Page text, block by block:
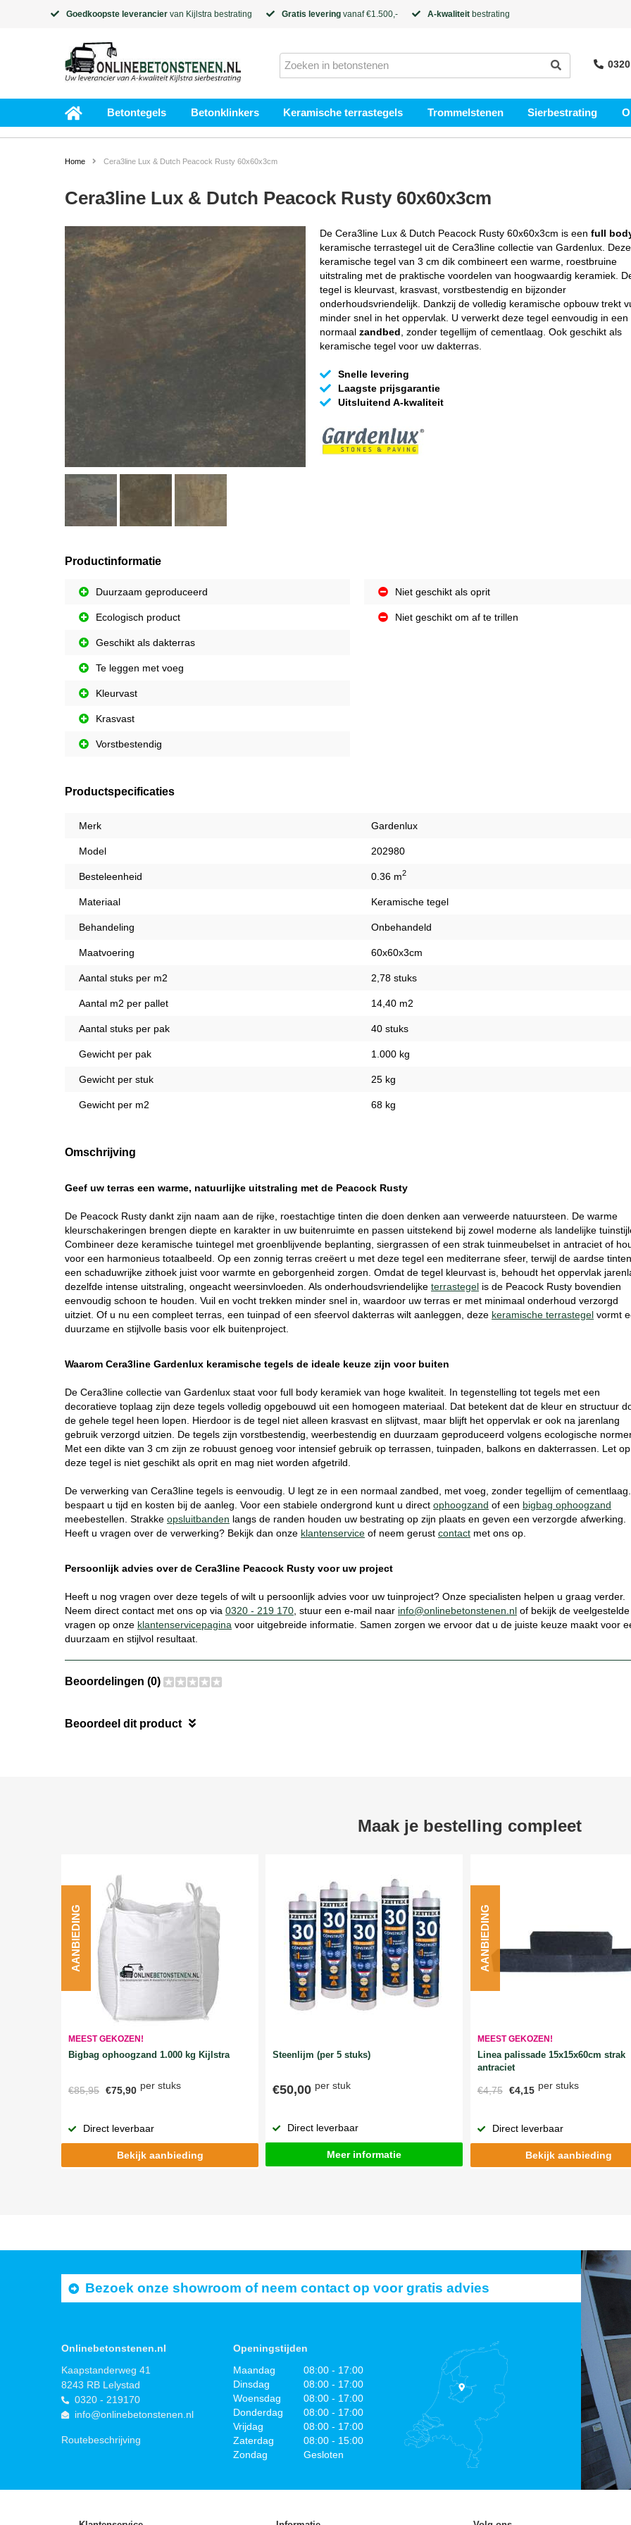
Goedkoopste leverancier van Kijlstra bestrating Gratis levering vanaf €1.500,- A-kwaliteit bestrating
Betontegels Betonklinkers Keramische terrastegels Trommelstenen Sierbestrating
Home Cera3line Lux & Dutch Peacock Rusty 60x60x3cm
Cera3line Lux & Dutch Peacock Rusty 60x60x3cm
De Cera3line Lux & Dutch Peacock Rusty 60x60x3cm is een full
keramische terrastegel uit de Cera3line collectie van Gardenlux. Deze
keramische tegel van 3 cm dik combineert een warme, roestbruine
uitstraling met de praktische voordelen van hoogwaardig keramiek.
tegel is kleurvast, krasvast, vorstbestendig en bijzonder
onderhoudsvriendelijk. Dankzij de volledig keramische opbouw trekt
minder snel in het oppervlak. U verwerkt deze tegel eenvoudig in een
normaal zandbed , zonder tegellijm of cementlaag. Ook geschikt als
keramische tegel voor uw dakterras.
Snelle levering
Laagste prijsgarantie
Uitsluitend A-kwaliteit
Productinformatie
Duurzaam geproduceerd
Ecologisch product
Geschikt als dakterras
Te leggen met voeg
Kleurvast
Krasvast
Vorstbestendig
Niet geschikt als oprit
Niet geschikt om af te trillen
Productspecificaties
Merk Gardenlux
Model 202980
Besteleenheid 0.36 m2
Materiaal Keramische tegel
Behandeling Onbehandeld
Maatvoering 60x60x3cm
Aantal stuks per m2 2,78 stuks
Aantal m2 per pallet 14,40 m2
Aantal stuks per pak 40 stuks
Gewicht per pak 1.000 kg
Gewicht per stuk 25 kg
Gewicht per m2 68 kg
Omschrijving
Geef uw terras een warme, natuurlijke uitstraling met de Peacock Rusty
De Peacock Rusty dankt zijn naam aan de rijke, roestachtige tinten die doen denken aan verweerde natuursteen. De warme
kleurschakeringen brengen diepte en karakter in uw buitenruimte en passen uitstekend bij zowel moderne als landelijke
Combineer deze keramische tuintegel met groenblijvende beplanting, siergrassen of een strak tuinmeubelset in antraciet of
voor een harmonieus totaalbeeld. Op een zonnig terras creëert u met deze tegel een mediterrane sfeer, terwijl de aardse
een schaduwrijke zithoek juist voor warmte en geborgenheid zorgen. Omdat de tegel kleurvast is, behoudt het oppervlak
dezelfde intense uitstraling, ongeacht weersinvloeden. Als onderhoudsvriendelijke terrastegel is de Peacock Rusty bovendien
eenvoudig schoon te houden. Vuil en vocht trekken minder snel in, waardoor uw terras er met minimaal onderhoud verzorgd
uitziet. Of u nu een compleet terras, een tuinpad of een sfeervol dakterras wilt aanleggen, deze keramische terrastegel vormt
duurzame en stijlvolle basis voor elk buitenproject.
Waarom Cera3line Gardenlux keramische tegels de ideale keuze zijn voor buiten
De Cera3line collectie van Gardenlux staat voor full body keramiek van hoge kwaliteit. In tegenstelling tot tegels met een
decoratieve toplaag zijn deze tegels volledig opgebouwd uit een homogeen materiaal. Dat betekent dat de kleur en structuur
de gehele tegel heen lopen. Hierdoor is de tegel niet alleen krasvast en slijtvast, maar blijft het oppervlak er ook na jarenlang
gebruik verzorgd uitzien. De tegels zijn vorstbestendig, weerbestendig en duurzaam geproduceerd volgens ecologische
Met een dikte van 3 cm zijn ze robuust genoeg voor intensief gebruik op terrassen, tuinpaden, balkons en dakterrassen. Let
deze tegel is niet geschikt als oprit en mag niet worden afgetrild.
De verwerking van Cera3line tegels is eenvoudig. U legt ze in een normaal zandbed, met voeg, zonder tegellijm of
bespaart u tijd en kosten bij de aanleg. Voor een stabiele ondergrond kunt u direct ophoogzand of een bigbag ophoogzand
meebestellen. Strakke opsluitbanden langs de randen houden uw bestrating op zijn plaats en geven een verzorgde afwerking.
Heeft u vragen over de verwerking? Bekijk dan onze klantenservice of neem gerust contact met ons op.
Persoonlijk advies over de Cera3line Peacock Rusty voor uw project
Heeft u nog vragen over deze tegels of wilt u persoonlijk advies voor uw tuinproject? Onze specialisten helpen u graag verder.
Neem direct contact met ons op via 0320 - 219 170 , stuur een e-mail naar info@onlinebetonstenen.nl of bekijk de veelgestelde
vragen op onze klantenservicepagina voor uitgebreide informatie. Samen zorgen we ervoor dat u de juiste keuze maakt voor
duurzaam en stijlvol resultaat.
Beoordelingen (0)
Beoordeel dit product
Maak je bestelling compleet
MEEST GEKOZEN!
Bigbag ophoogzand 1.000 kg Kijlstra
€85,95 €75,90 per stuks
AANBIEDING
Direct leverbaar
Bekijk aanbieding
Steenlijm (per 5 stuks)
€50,00 per stuk
Direct leverbaar
Meer informatie
MEEST GEKOZEN!
Linea palissade 15x15x60cm strak
antraciet
€4,75 €4,15 per stuks
AANBIEDING
Direct leverbaar
Bekijk aanbieding
Bezoek onze showroom of neem contact op voor gratis advies
Onlinebetonstenen.nl
Kaapstanderweg 41
8243 RB Lelystad
0320 - 219170
info@onlinebetonstenen.nl
Routebeschrijving
Openingstijden
Maandag
08:00 - 17:00
Dinsdag
08:00 - 17:00
Woensdag
08:00 - 17:00
Donderdag
08:00 - 17:00
Vrijdag
08:00 - 17:00
Zaterdag
08:00 - 15:00
Zondag
Gesloten